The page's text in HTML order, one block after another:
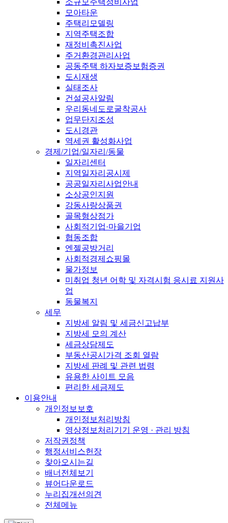
소규모주택정비사업
모아타운
주택리모델링
지역주택조합
재정비촉진사업
주거환경관리사업
공동주택 하자보증보험증권
도시재생
실태조사
건설공사알림
우리동네도로굴착공사
업무단지조성
도시경관
역세권 활성화사업
경제/기업/일자리/동물
일자리센터
지역일자리공시제
공공일자리사업안내
소상공인지원
강동사랑상품권
골목형상점가
사회적기업·마을기업
협동조합
엔젤공방거리
사회적경제쇼핑몰
물가정보
미취업 청년 어학 및 자격시험 응시료 지원사
업
동물복지
세무
지방세 알림 및 세금신고납부
지방세 모의 계산
세금상담제도
부동산공시가격 조회 열람
지방세 판례 및 관련 법령
유용한 사이트 모음
편리한 세금제도
이용안내
개인정보보호
개인정보처리방침
영상정보처리기기 운영 · 관리 방침
저작권정책
행정서비스헌장
찾아오시는길
배너전체보기
뷰어다운로드
누리집개선의견
전체메뉴